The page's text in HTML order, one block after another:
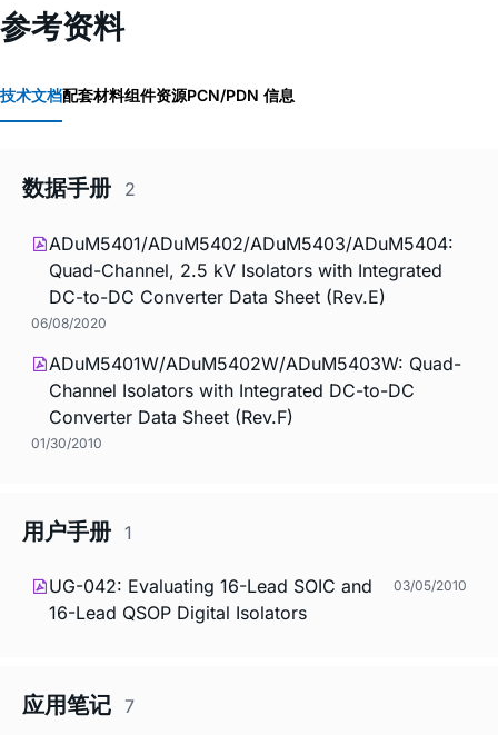
参考资料
技术文档配套材料组件资源PCN/PDN 信息
数据手册 2
ADuM5401/ADuM5402/ADuM5403/ADuM5404:
Quad-Channel, 2.5 kV Isolators with Integrated
DC-to-DC Converter Data Sheet (Rev.E)
06/08/2020
ADuM5401W/ADuM5402W/ADuM5403W: Quad-
Channel Isolators with Integrated DC-to-DC
Converter Data Sheet (Rev.F)
01/30/2010
用户手册 1
UG-042: Evaluating 16-Lead SOIC and
16-Lead QSOP Digital Isolators
03/05/2010
应用笔记 7